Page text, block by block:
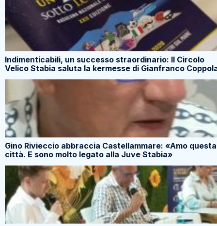
Indimenticabili, un successo straordinario: Il Circolo
Velico Stabia saluta la kermesse di Gianfranco
Gino Rivieccio abbraccia Castellammare: «Amo questa
città. E sono molto legato alla Juve Stabia»